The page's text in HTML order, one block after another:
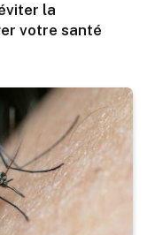
la
votre santé